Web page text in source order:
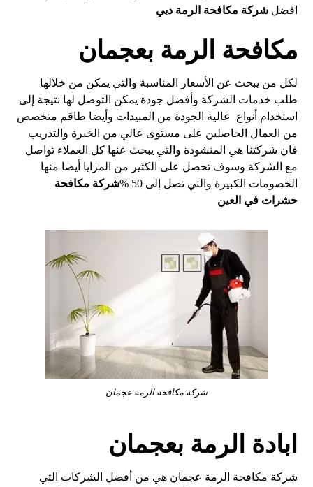
افضلشركة مكافحة الرمة دبي
مكافحة الرمة بعجمان
لكل من يبحث عن الأسعار المناسبة والتي يمكن من خلالها
طلب خدمات الشركة وأفضل جودة يمكن التوصل لها نتيجة إلى
استخدام أنواع عالية الجودة من المبيدات وأيضا طاقم متخصص
من العمال الحاصلين على مستوى عالي من الخبرة والتدريب
فان شركتنا هي المنشودة والتي يبحث عنها كل العملاء تواصل
مع الشركة وسوف تحصل على الكثير من المزايا أيضا منها
الخصومات الكبيرة والتي تصل إلى 50 %
شركة مكافحة
حشرات في العين
شركة مكافحة الرمة عجمان
ابادة الرمة بعجمان
شركة مكافحة الرمة عجمان هي من أفضل الشركات التي